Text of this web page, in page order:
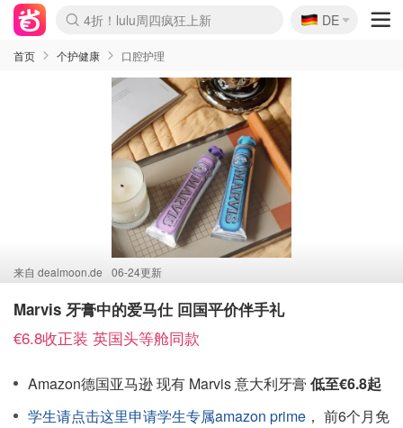
Boticinal 夏促开抢！
4折！lulu周四疯狂上新
还没结束！&OtherStories大促
Joybuy变相75折 随时失效
速领！Stanley独家85折
疑似霸哥！Camper额外叠85折
Zalando 奥莱闪促！每日更新
Moncler反季囤！5折起+叠9折
Coach Brooklyn仅€192
🇩🇪
DE
首页 个护健康 口腔护理
来自 dealmoon.de 06-24更新
Marvis 牙膏中的爱马仕 回国平价伴手礼
€6.8收正装 英国头等舱同款
Amazon德国亚马逊 现有 Marvis 意大利牙膏 低至€6.8起
学生请点击这里申请学生专属amazon prime ， 前6个月免